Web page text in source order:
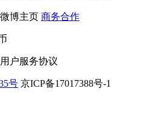
微博主页 商务合作
用户服务协议
号 京ICP备17017388号-1